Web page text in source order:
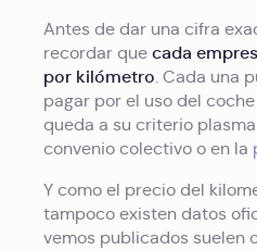
Antes de dar una cifra
recordar que cada
por kilómetro. Cada una
pagar por el uso del
queda a su criterio
convenio colectivo o en la
Y como el precio del
tampoco existen datos
vemos publicados suelen